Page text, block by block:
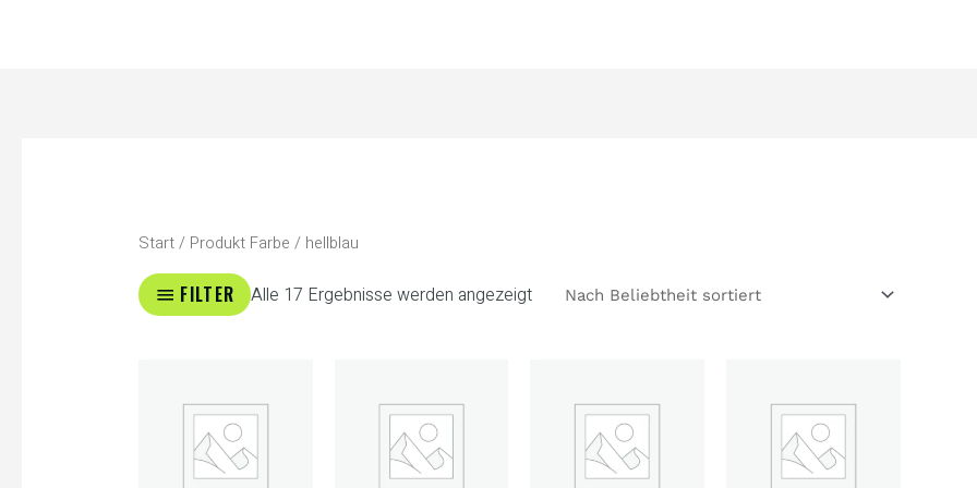
Start/ Produkt Farbe / hellblau
FILTER Alle 17 Ergebnisse werden angezeigt